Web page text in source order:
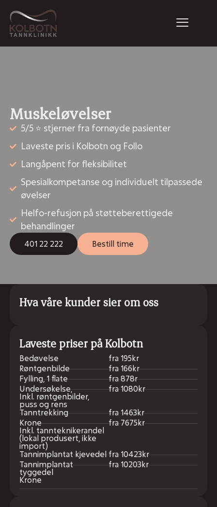
Muskeløvelser
5/5 ⭐ stjerner fra fornøyde pasienter
Laveste pris i Kolbotn og Follo
Langåpent for fleksibilitet
Spesialkompetanse og individuelt tilpassede
øvelser
Helfo-refusjon på støtteberettigede
behandlinger
401 22 222 Bestill time
Hva våre kunder sier om oss
Laveste priser på Kolbotn
Bedøvelse
fra 195kr
Røntgenbilde
fra 166kr
Fylling, 1 flate
fra 878r
Undersøkelse,
Inkl. røntgenbilder,
puss og rens
fra 1080kr
Tanntrekking
fra 1463kr
Krone
Inkl. tannteknikerandel
(lokal produsert, ikke
import)
fra 7675kr
Tannimplantat kjevedelfra 10423kr
Tannimplantat
tyggedel
Krone
fra 10203kr